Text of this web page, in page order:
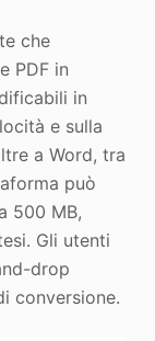
che
PDF in
in
e sulla
a Word, tra
può
500 MB,
Gli utenti
drop
conversione.